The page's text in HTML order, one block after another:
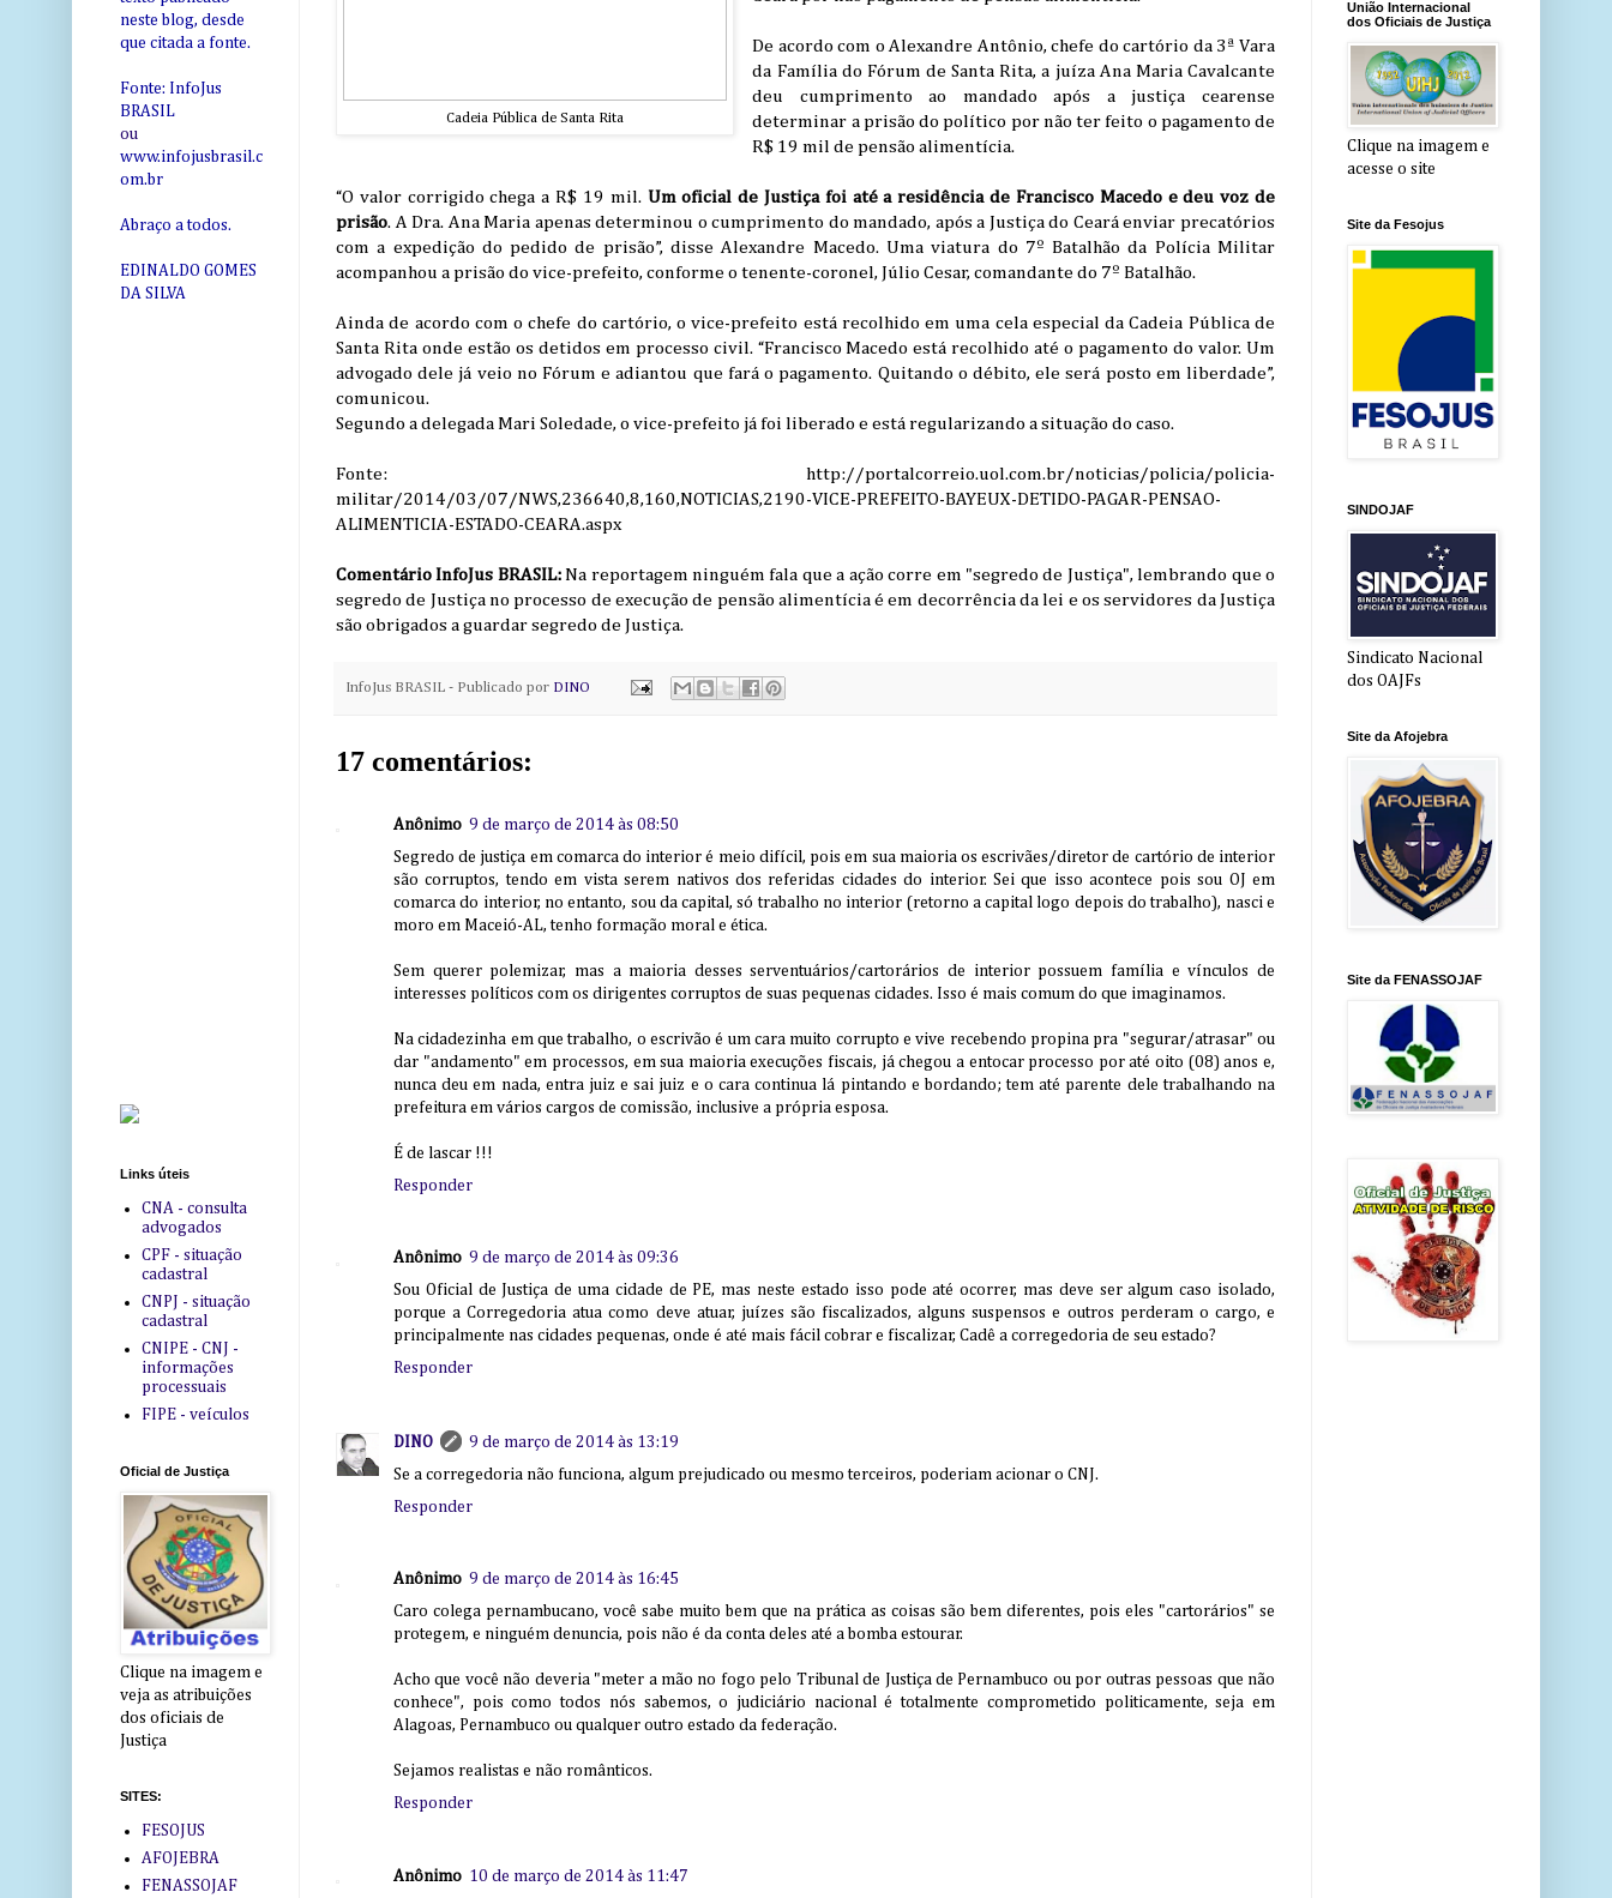
Cadeia Pública de Santa Rita
De acordo com o Alexandre Antônio, chefe do cartório da 3ª Vara
da Família do Fórum de Santa Rita, a juíza Ana Maria Cavalcante
deu cumprimento ao mandado após a justiça cearense
determinar a prisão do político por não ter feito o pagamento de
R$ 19 mil de pensão alimentícia.
“O valor corrigido chega a R$ 19 mil. Um oficial de Justiça foi até a residência de Francisco Macedo e deu voz de
prisão. A Dra. Ana Maria apenas determinou o cumprimento do mandado, após a Justiça do Ceará enviar precatórios
com a expedição do pedido de prisão”, disse Alexandre Macedo. Uma viatura do 7º Batalhão da Polícia Militar
acompanhou a prisão do vice-prefeito, conforme o tenente-coronel, Júlio Cesar, comandante do 7º Batalhão.
Ainda de acordo com o chefe do cartório, o vice-prefeito está recolhido em uma cela especial da Cadeia Pública de
Santa Rita onde estão os detidos em processo civil. “Francisco Macedo está recolhido até o pagamento do valor. Um
advogado dele já veio no Fórum e adiantou que fará o pagamento. Quitando o débito, ele será posto em liberdade”,
comunicou.
Segundo a delegada Mari Soledade, o vice-prefeito já foi liberado e está regularizando a situação do caso.
Fonte: http://portalcorreio.uol.com.br/noticias/policia/policia-
militar/2014/03/07/NWS,236640,8,160,NOTICIAS,2190-VICE-PREFEITO-BAYEUX-DETIDO-PAGAR-PENSAO-
ALIMENTICIA-ESTADO-CEARA.aspx
Comentário InfoJus BRASIL:Na reportagem ninguém fala que a ação corre em "segredo de Justiça", lembrando que o
segredo de Justiça no processo de execução de pensão alimentícia é em decorrência da lei e os servidores da Justiça
são obrigados a guardar segredo de Justiça.
InfoJus BRASIL - Publicado por DINO
17 comentários:
Anônimo 9 de março de 2014 às 08:50
Segredo de justiça em comarca do interior é meio difícil, pois em sua maioria os escrivães/diretor de cartório de interior
são corruptos, tendo em vista serem nativos dos referidas cidades do interior. Sei que isso acontece pois sou OJ em
comarca do interior, no entanto, sou da capital, só trabalho no interior (retorno a capital logo depois do trabalho), nasci e
moro em Maceió-AL, tenho formação moral e ética.
Sem querer polemizar, mas a maioria desses serventuários/cartorários de interior possuem família e vínculos de
interesses políticos com os dirigentes corruptos de suas pequenas cidades. Isso é mais comum do que imaginamos.
Na cidadezinha em que trabalho, o escrivão é um cara muito corrupto e vive recebendo propina pra "segurar/atrasar" ou
dar "andamento" em processos, em sua maioria execuções fiscais, já chegou a entocar processo por até oito (08) anos e,
nunca deu em nada, entra juiz e sai juiz e o cara continua lá pintando e bordando; tem até parente dele trabalhando na
prefeitura em vários cargos de comissão, inclusive a própria esposa.
É de lascar !!!
Responder
Anônimo 9 de março de 2014 às 09:36
Sou Oficial de Justiça de uma cidade de PE, mas neste estado isso pode até ocorrer, mas deve ser algum caso isolado,
porque a Corregedoria atua como deve atuar, juízes são fiscalizados, alguns suspensos e outros perderam o cargo, e
principalmente nas cidades pequenas, onde é até mais fácil cobrar e fiscalizar, Cadê a corregedoria de seu estado?
Responder
DINO
9 de março de 2014 às 13:19
Se a corregedoria não funciona, algum prejudicado ou mesmo terceiros, poderiam acionar o CNJ.
Responder
Anônimo 9 de março de 2014 às 16:45
Caro colega pernambucano, você sabe muito bem que na prática as coisas são bem diferentes, pois eles "cartorários" se
protegem, e ninguém denuncia, pois não é da conta deles até a bomba estourar.
Acho que você não deveria "meter a mão no fogo pelo Tribunal de Justiça de Pernambuco ou por outras pessoas que não
conhece", pois como todos nós sabemos, o judiciário nacional é totalmente comprometido politicamente, seja em
Alagoas, Pernambuco ou qualquer outro estado da federação.
Sejamos realistas e não românticos.
Responder
Anônimo 10 de março de 2014 às 11:47
neste blog, desde
que citada a fonte.
Fonte: InfoJus
BRASIL
ou
www.infojusbrasil.c
om.br
Abraço a todos.
EDINALDO GOMES
DA SILVA
Links úteis
CNA - consulta
advogados
CPF - situação
cadastral
CNPJ - situação
cadastral
CNIPE - CNJ -
informações
processuais
FIPE - veículos
Oficial de Justiça
Clique na imagem e
veja as atribuições
dos oficiais de
Justiça
SITES:
FESOJUS
AFOJEBRA
FENASSOJAF
União Internacional
dos Oficiais de Justiça
Clique na imagem e
acesse o site
Site da Fesojus
SINDOJAF
Sindicato Nacional
dos OAJFs
Site da Afojebra
Site da FENASSOJAF